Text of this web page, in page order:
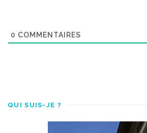
0 COMMENTAIRES
QUI SUIS-JE ?